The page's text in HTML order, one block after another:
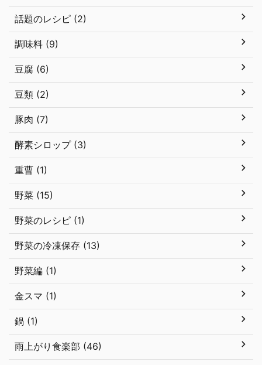
話題のレシピ (2)
調味料 (9)
豆腐 (6)
豆類 (2)
豚肉 (7)
酵素シロップ (3)
重曹 (1)
野菜 (15)
野菜のレシピ (1)
野菜の冷凍保存 (13)
野菜編 (1)
金スマ (1)
鍋 (1)
雨上がり食楽部 (46)